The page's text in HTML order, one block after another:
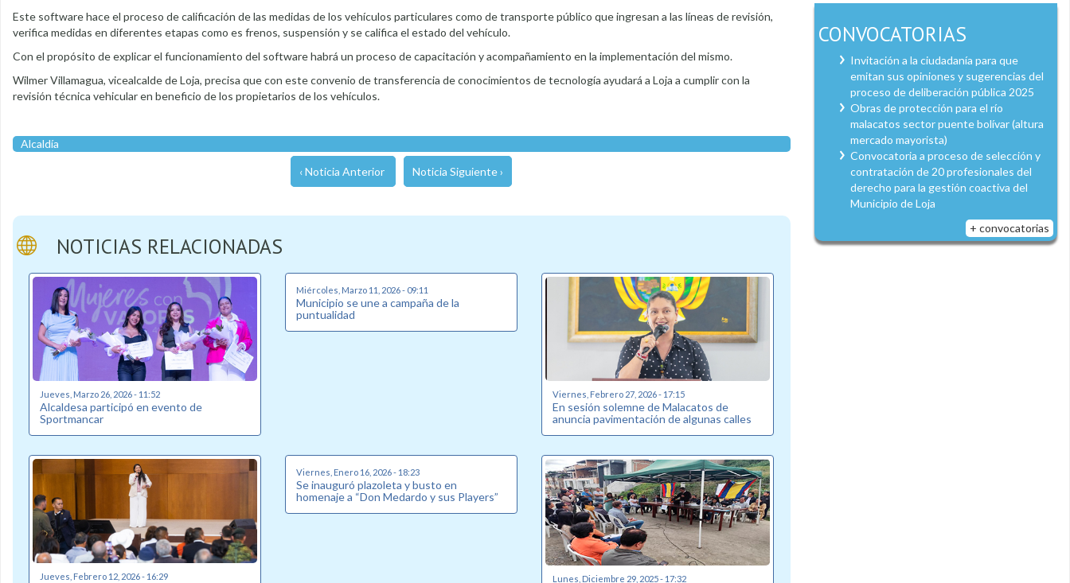
Este software hace el proceso de calificación de las medidas de los vehículos particulares como de transporte público que ingresan a las líneas de revisión,
verifica medidas en diferentes etapas como es frenos, suspensión y se califica el estado del vehículo.
Con el propósito de explicar el funcionamiento del software habrá un proceso de capacitación y acompañamiento en la implementación del mismo.
Wilmer Villamagua, vicealcalde de Loja, precisa que con este convenio de transferencia de conocimientos de tecnología ayudará a Loja a cumplir con la
revisión técnica vehicular en beneficio de los propietarios de los vehículos.
Alcaldía
‹ Noticia Anterior Noticia Siguiente ›
NOTICIAS RELACIONADAS
Jueves, Marzo 26, 2026 - 11:52
Alcaldesa participó en evento de
Sportmancar
Miércoles, Marzo 11, 2026 - 09:11
Municipio se une a campaña de la
puntualidad
Viernes, Febrero 27, 2026 - 17:15
En sesión solemne de Malacatos de
anuncia pavimentación de algunas calles
Jueves, Febrero 12, 2026 - 16:29
Viernes, Enero 16, 2026 - 18:23
Se inauguró plazoleta y busto en
homenaje a “Don Medardo y sus Players”
Lunes, Diciembre 29, 2025 - 17:32
CONVOCATORIAS
Invitación a la ciudadanía para que
emitan sus opiniones y sugerencias del
proceso de deliberación pública 2025
Obras de protección para el río
malacatos sector puente bolívar (altura
mercado mayorista)
Convocatoria a proceso de selección y
contratación de 20 profesionales del
derecho para la gestión coactiva del
Municipio de Loja
+ convocatorias